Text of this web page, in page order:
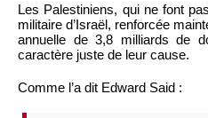
Les Palestiniens, qui ne font
militaire d’Israël, renforcée
annuelle de 3,8 milliards de
caractère juste de leur cause.
Comme l’a dit Edward Said :